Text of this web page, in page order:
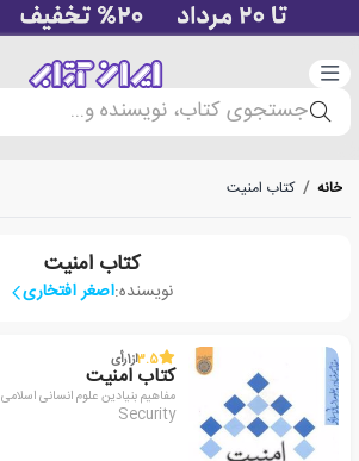
دسته‌بندی
جستجوی کتاب، نویسنده و...
خانه / کتاب امنیت
کتاب امنیت
نویسنده:اصغر افتخاری
3.5از1رأی
کتاب امنیت
مفاهیم بنیادین علوم انسانی اسلامی
Security